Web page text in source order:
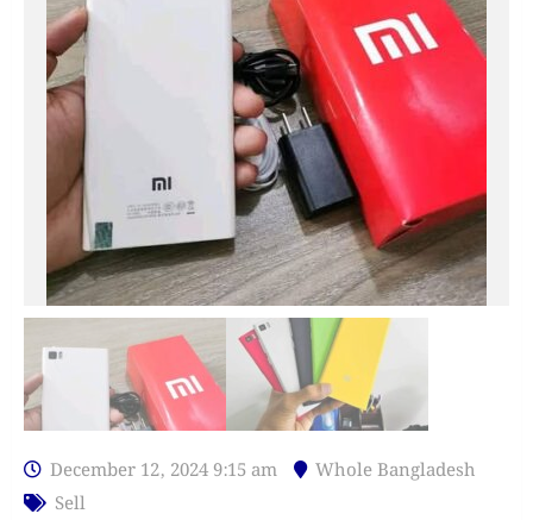
December 12, 2024 9:15 am
Whole Bangladesh
Sell